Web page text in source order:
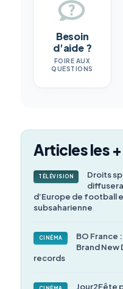
Besoin
d'aide ?
FOIRE AUX
QUESTIONS
Articles les +
TÉLÉVISION
Droits
d’Europe de football
subsaharienne
CINÉMA
BO France
Brand New
records
Jour2Fête